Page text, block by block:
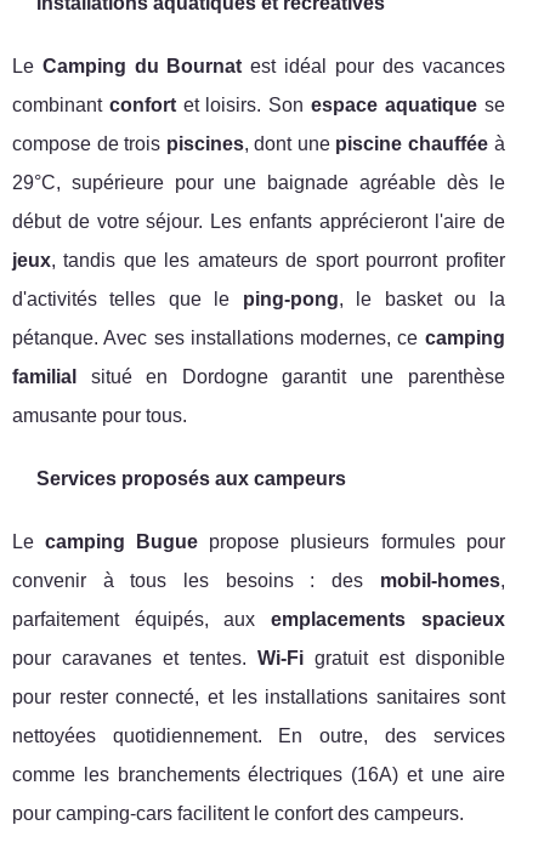
Le Camping du Bournat est idéal pour des vacances
combinant confortet loisirs. Sonespace aquatiquese
compose de trois piscines, dont une piscine chauffée à
29°C, supérieure pour une baignade agréable dès le
début de votre séjour. Les enfants apprécieront l'aire de
jeux, tandis que les amateurs de sport pourront profiter
d'activités telles que le ping-pong, le basket ou la
pétanque. Avec ses installations modernes, ce camping
familial
situé en Dordogne garantit une parenthèse
amusante pour tous.
Services proposés aux campeurs
Lecamping Bugue propose plusieurs formules pour
convenir à tous les besoins : des mobil-homes,
parfaitement équipés, aux emplacements spacieux
pour caravanes et tentes. Wi-Figratuit est disponible
pour rester connecté, et les installations sanitaires sont
nettoyées quotidiennement. En outre, des services
comme les branchements électriques (16A) et une aire
pour camping-cars facilitent le confort des campeurs.